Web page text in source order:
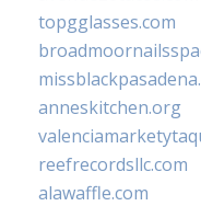
topgglasses.com
anneskitchen.org
reefrecordsllc.com
alawaffle.com